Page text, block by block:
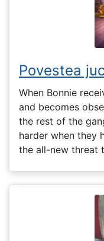
Povestea
When Bonnie
and becomes
the rest of the
harder when they
the all-new threat